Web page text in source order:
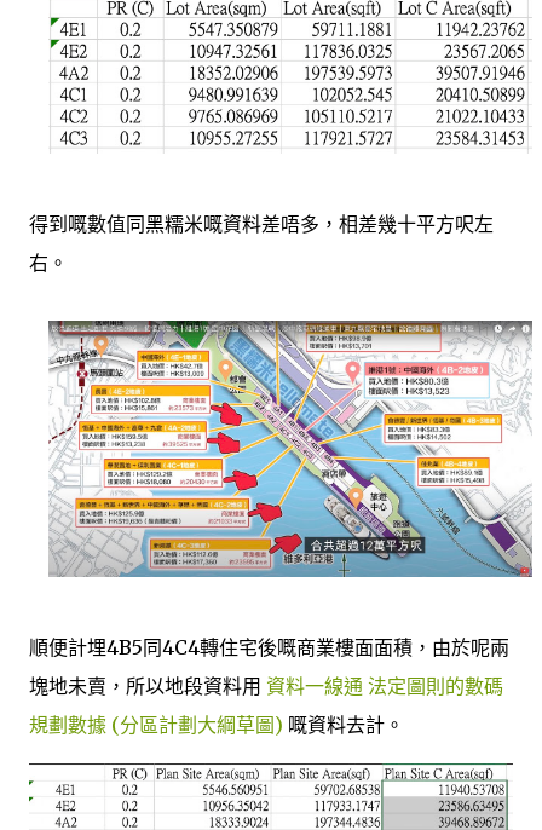
得到嘅數值同黑糯米嘅資料差唔多，相差幾十平方呎左
右。
順便計埋4B5同4C4轉住宅後嘅商業樓面面積，由於呢兩
塊地未賣，所以地段資料用 資料一線通 法定圖則的數碼
規劃數據 (分區計劃大綱草圖) 嘅資料去計。